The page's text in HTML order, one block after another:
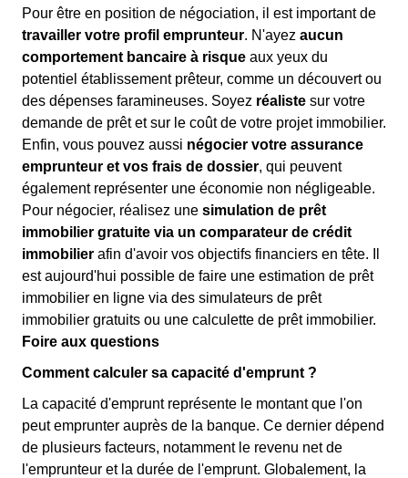
Pour être en position de négociation, il est important de
travailler votre profil emprunteur. N'ayez aucun
comportement bancaire à risque aux yeux du
potentiel établissement prêteur, comme un découvert ou
des dépenses faramineuses. Soyez réaliste sur votre
demande de prêt et sur le coût de votre projet immobilier.
Enfin, vous pouvez aussi négocier votre assurance
emprunteur et vos frais de dossier, qui peuvent
également représenter une économie non négligeable.
Pour négocier, réalisez une simulation de prêt
immobilier gratuite via un comparateur de crédit
immobilier afin d'avoir vos objectifs financiers en tête. Il
est aujourd'hui possible de faire une estimation de prêt
immobilier en ligne via des simulateurs de prêt
immobilier gratuits ou une calculette de prêt immobilier.
Foire aux questions
Comment calculer sa capacité d'emprunt ?
La capacité d'emprunt représente le montant que l'on
peut emprunter auprès de la banque. Ce dernier dépend
de plusieurs facteurs, notamment le revenu net de
l'emprunteur et la durée de l'emprunt. Globalement, la